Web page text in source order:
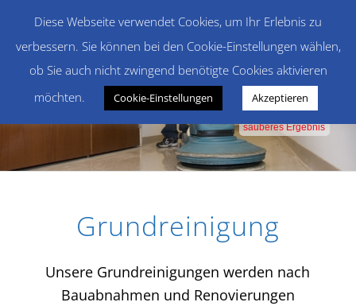
faire Preise
sauberes Ergebnis
Grundreinigung
Unsere Grundreinigungen werden nach
Bauabnahmen und Renovierungen
Diese Webseite verwendet Cookies, um Ihr Erlebnis zu
verbessern. Sie können bei den Cookie-Einstellungen wählen,
ob Sie auch nicht zwingend benötigte Cookies aktivieren
möchten.
Cookie-Einstellungen Akzeptieren